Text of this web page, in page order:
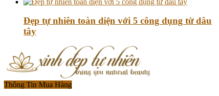
Đẹp tự nhiên toàn diện với 5 công dụng từ dâu
tây
Thông Tin Mua Hàng